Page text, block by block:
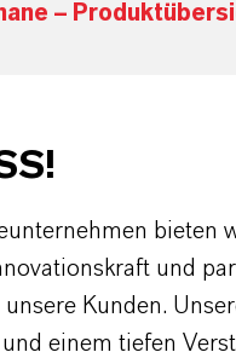
–
bieten
und
Kunden.
einem tiefen